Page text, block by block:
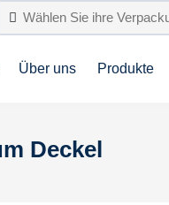
Über uns Produkte
Deckel